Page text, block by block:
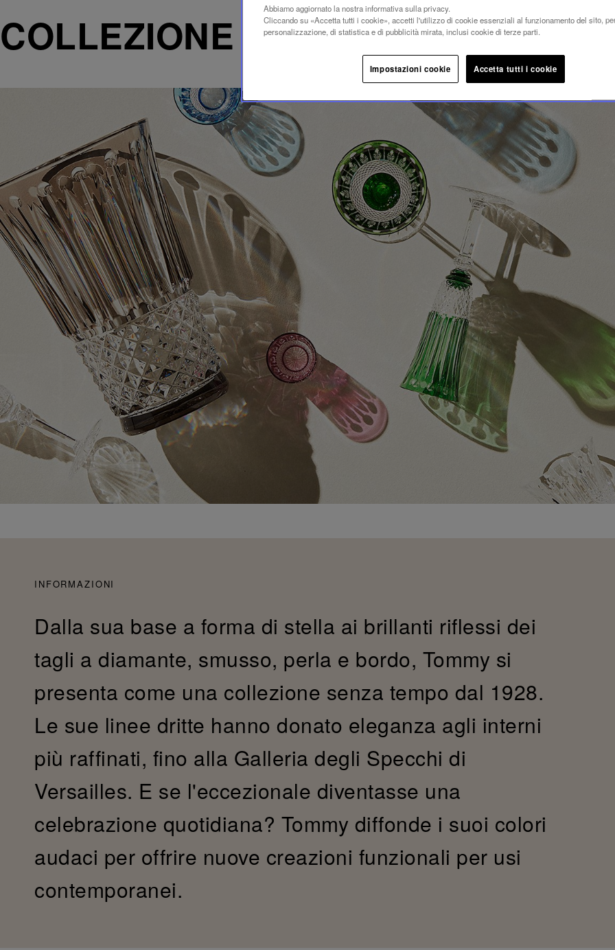
COLLEZIONE TOMMY
INFORMAZIONI
Dalla sua base a forma di stella ai brillanti riflessi dei
tagli a diamante, smusso, perla e bordo, Tommy si
presenta come una collezione senza tempo dal 1928.
Le sue linee dritte hanno donato eleganza agli interni
più raffinati, fino alla Galleria degli Specchi di
Versailles. E se l'eccezionale diventasse una
celebrazione quotidiana? Tommy diffonde i suoi colori
audaci per offrire nuove creazioni funzionali per usi
contemporanei.
Abbiamo aggiornato la nostra informativa sulla privacy.
Cliccando su «Accetta tutti i cookie», accetti l'utilizzo di cookie essenziali al funzionamento del sito,
personalizzazione, di statistica e di pubblicità mirata, inclusi cookie di terze parti.
Impostazioni cookie Accetta tutti i cookie